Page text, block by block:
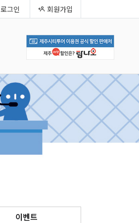
로그인 회원가입
이벤트